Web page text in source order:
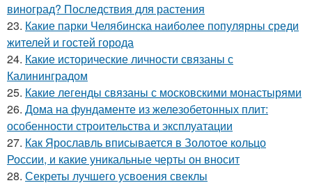
виноград? Последствия для растения
23. Какие парки Челябинска наиболее популярны среди
жителей и гостей города
24. Какие исторические личности связаны с
Калининградом
25. Какие легенды связаны с московскими монастырями
26. Дома на фундаменте из железобетонных плит:
особенности строительства и эксплуатации
27. Как Ярославль вписывается в Золотое кольцо
России, и какие уникальные черты он вносит
28. Секреты лучшего усвоения свеклы